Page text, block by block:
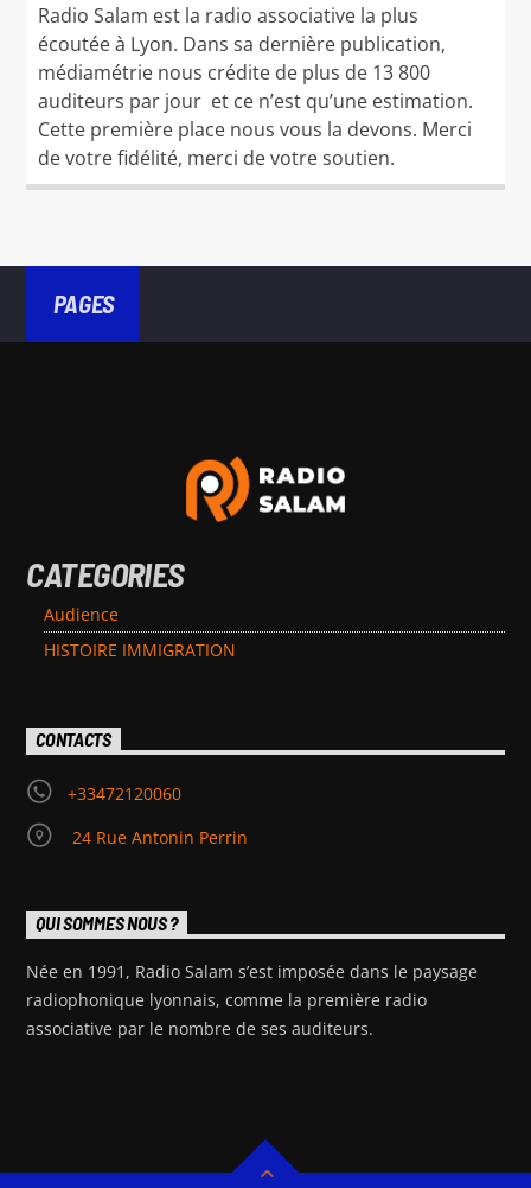
Radio Salam est la radio associative la plus
écoutée à Lyon. Dans sa dernière publication,
médiamétrie nous crédite de plus de 13 800
auditeurs par jour et ce n’est qu’une estimation.
Cette première place nous vous la devons. Merci
de votre fidélité, merci de votre soutien.
PAGES
CATEGORIES
Audience
HISTOIRE IMMIGRATION
CONTACTS
+33472120060
24 Rue Antonin Perrin
QUI SOMMES NOUS ?
Née en 1991, Radio Salam s’est imposée dans le paysage
radiophonique lyonnais, comme la première radio
associative par le nombre de ses auditeurs.